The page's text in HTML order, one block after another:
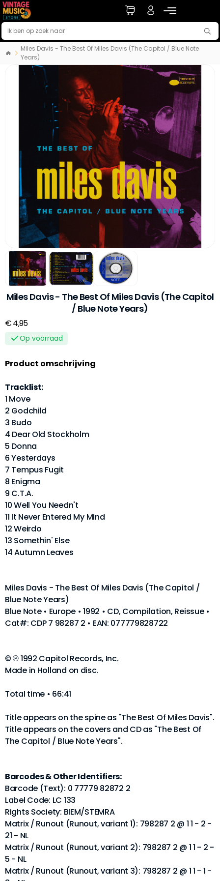
Miles Davis - The Best Of Miles Davis (The Capitol / Blue Note
Years)
Miles Davis - The Best Of Miles Davis (The Capitol
/ Blue Note Years)
€ 4,95
Op voorraad
Product omschrijving
Tracklist:
1 Move
2 Godchild
3 Budo
4 Dear Old Stockholm
5 Donna
6 Yesterdays
7 Tempus Fugit
8 Enigma
9 C.T.A.
10 Well You Needn't
11 It Never Entered My Mind
12 Weirdo
13 Somethin' Else
14 Autumn Leaves
Miles Davis - The Best Of Miles Davis (The Capitol /
Blue Note Years)
Blue Note • Europe • 1992 • CD, Compilation, Reissue •
Cat#: CDP 7 98287 2 • EAN: 077779828722
© ℗ 1992 Capitol Records, Inc.
Made in Holland on disc.
Total time • 66:41
Title appears on the spine as "The Best Of Miles Davis".
Title appears on the covers and CD as "The Best Of
The Capitol / Blue Note Years".
Barcodes & Other Identifiers:
Barcode (Text): 0 77779 82872 2
Label Code: LC 133
Rights Society: BIEM/STEMRA
Matrix / Runout (Runout, variant 1): 798287 2 @ 1 1 - 2 -
21 - NL
Matrix / Runout (Runout, variant 2): 798287 2 @ 1 1 - 2 -
5 - NL
Matrix / Runout (Runout, variant 3): 798287 2 @ 1 1 - 1 -